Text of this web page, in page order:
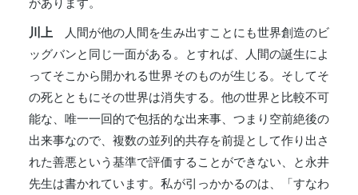
があります。
川上 人間が他の人間を生み出すことにも世界創造のビ
ッグバンと同じ一面がある。とすれば、人間の誕生によ
ってそこから開かれる世界そのものが生じる。そしてそ
の死とともにその世界は消失する。他の世界と比較不可
能な、唯一一回的で包括的な出来事、つまり空前絶後の
出来事なので、複数の並列的共存を前提として作り出さ
れた善悪という基準で評価することができない、と永井
先生は書かれています。私が引っかかるのは、「すなわ